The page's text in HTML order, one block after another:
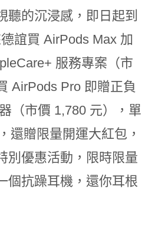
聽的沉浸感，即日起到
誼買 AirPods Max 加
服務專案（市
AirPods Pro 即贈正負
（市價 1,780 元），單
還贈限量開運大紅包，
別優惠活動，限時限量
個抗躁耳機，還你耳根